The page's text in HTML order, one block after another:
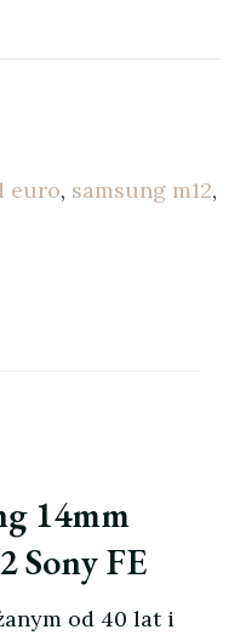
euro, samsung m12,
14mm
Sony FE
od 40 lat i